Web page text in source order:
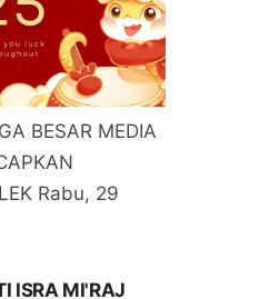
BESAR MEDIA
Rabu, 29
ISRA MI'RAJ